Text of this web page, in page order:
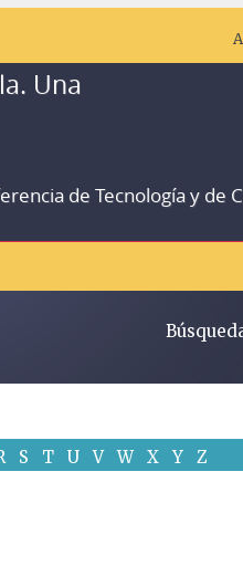
Una
de Tecnología y de
S T U V W X Y Z